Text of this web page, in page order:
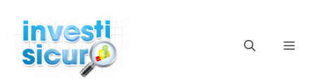
contenuto